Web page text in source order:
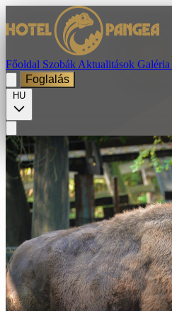
Főoldal Szobák Aktualitások Galéria
Foglalás
HU